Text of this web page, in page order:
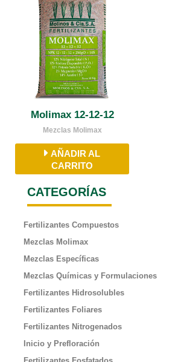
CATEGORÍAS
Fertilizantes Compuestos
Mezclas Molimax
Mezclas Específicas
Mezclas Químicas y Formulaciones
Fertilizantes Hidrosolubles
Fertilizantes Foliares
Fertilizantes Nitrogenados
Inicio y Prefloración
Molimax 12-12-12
Mezclas Molimax
AÑADIR AL
CARRITO